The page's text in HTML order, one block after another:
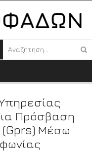
Πρόσβαση
(gprs) Μέσω